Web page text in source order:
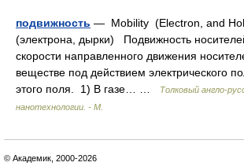
подвижность — Mobility (Electron, and
(электрона, дырки) Подвижность
скорости направленного движения
веществе под действием электрического
этого поля. 1) В газе… …
Толковый англо-
нанотехнологии. - М.
© Академик, 2000-2026